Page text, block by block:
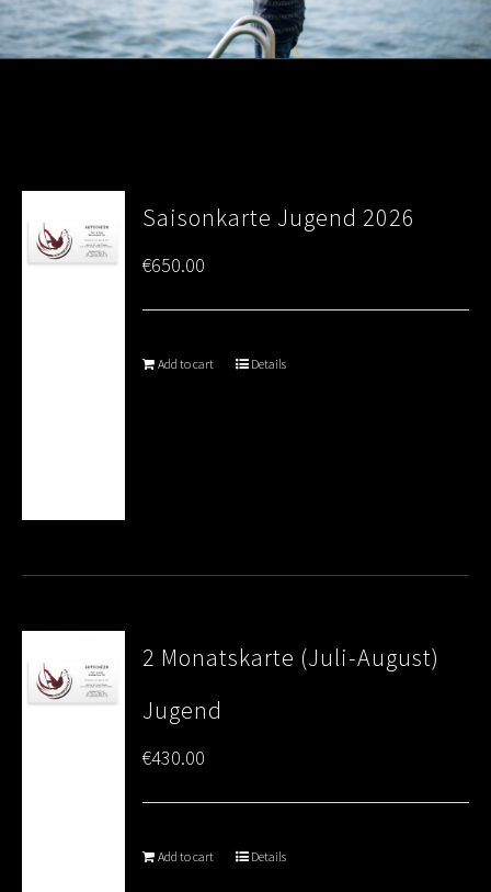
Saisonkarte Jugend 2026
€650.00
Add to cart Details
2 Monatskarte (Juli-August)
Jugend
€430.00
Add to cart Details